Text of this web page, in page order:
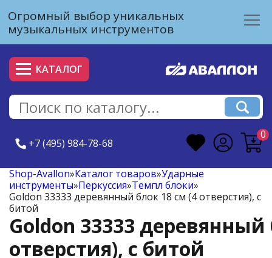
Огромный выбор уникальных
музыкальных инструментов
КАТАЛОГ
+7 (495) 984-78-68
0
Shop-Avallon»Каталог товаров»Ударные
инструменты»Перкуссия»Темпл блоки»
Goldon 33333 деревянный блок 18 см (4 отверстия), с
битой
Goldon 33333 деревянный
отверстия), с битой